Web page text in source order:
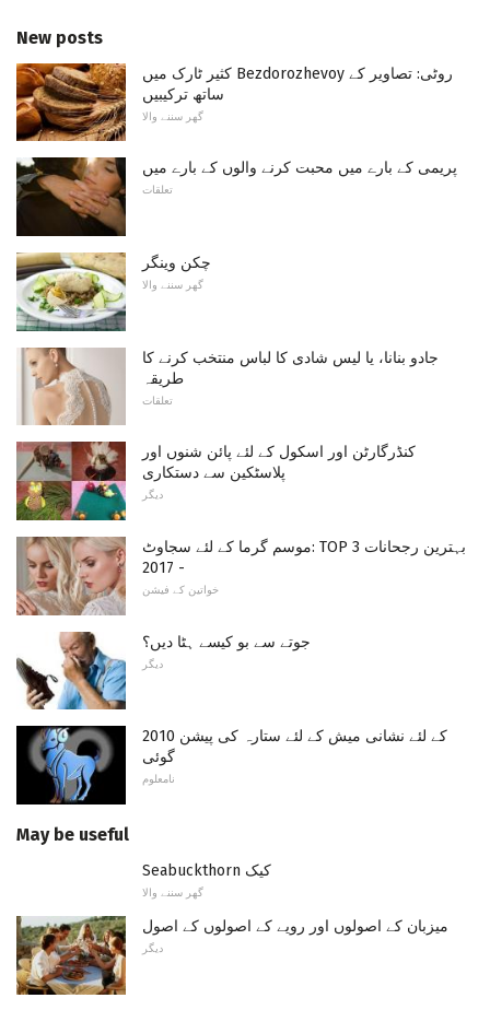
New posts
کثیر ٹارک میں Bezdorozhevoy روٹی: تصاویر کے
ساتھ ترکیبیں
گھر سننے والا
پریمی کے بارے میں محبت کرنے والوں کے بارے میں
تعلقات
چکن وینگر
گھر سننے والا
جادو بنانا، یا لیس شادی کا لباس منتخب کرنے کا
طریقہ
تعلقات
کنڈرگارٹن اور اسکول کے لئے پائن شنوں اور
پلاسٹکین سے دستکاری
دیگر
موسم گرما کے لئے سجاوٹ: TOP 3 بہترین رجحانات
- 2017
خواتین کے فیشن
جوتے سے بو کیسے ہٹا دیں؟
دیگر
2010 کے لئے نشانی میش کے لئے ستارہ کی پیشن
گوئی
نامعلوم
May be useful
Seabuckthorn کیک
گھر سننے والا
میزبان کے اصولوں اور رویے کے اصولوں کے اصول
دیگر